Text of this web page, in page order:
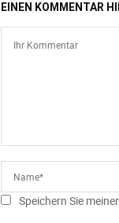
EINEN KOMMENTAR
Speichern Sie